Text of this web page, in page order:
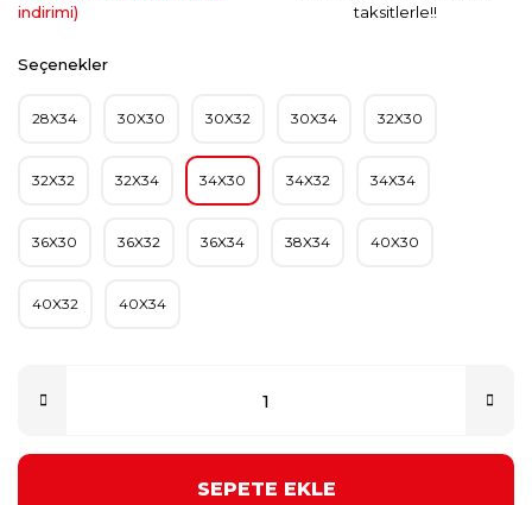
indirimi)
taksitlerle!!
Seçenekler
28X34 30X30 30X32 30X34 32X30
32X32 32X34 34X30 34X32 34X34
36X30 36X32 36X34 38X34 40X30
40X32 40X34
SEPETE EKLE